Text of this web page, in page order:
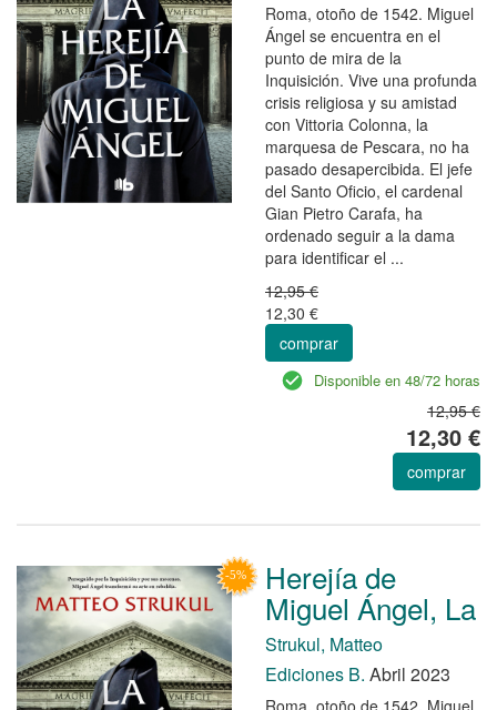
Roma, otoño de 1542. Miguel
Ángel se encuentra en el
punto de mira de la
Inquisición. Vive una profunda
crisis religiosa y su amistad
con Vittoria Colonna, la
marquesa de Pescara, no ha
pasado desapercibida. El jefe
del Santo Oficio, el cardenal
Gian Pietro Carafa, ha
ordenado seguir a la dama
para identificar el ...
12,95 €
12,30 €
comprar
Disponible en 48/72 horas
12,95 €
12,30 €
comprar
Herejía de
Miguel Ángel, La
Strukul, Matteo
Ediciones B. Abril 2023
Roma, otoño de 1542. Miguel